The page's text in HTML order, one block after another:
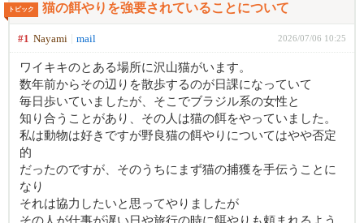
トピック 猫の餌やりを強要されていることについて
#1 Nayami mail 2026/07/06 10:25
ワイキキのとある場所に沢山猫がいます。
数年前からその辺りを散歩するのが日課になっていて
毎日歩いていましたが、そこでブラジル系の女性と
知り合うことがあり、その人は猫の餌をやっていました。
私は動物は好きですが野良猫の餌やりについてはやや否定
的
だったのですが、そのうちにまず猫の捕獲を手伝うことに
なり
それは協力したいと思ってやりましたが